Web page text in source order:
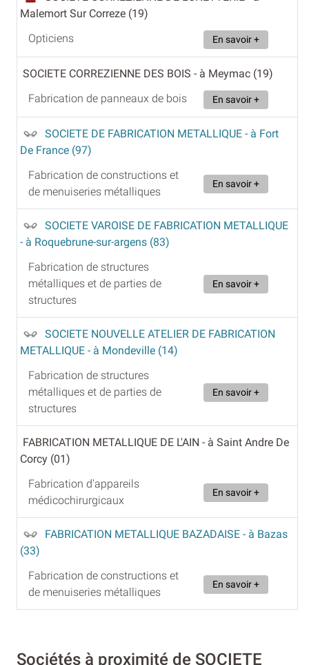
Malemort Sur Correze (19)
Opticiens
En savoir +
SOCIETE CORREZIENNE DES BOIS - à Meymac (19)
Fabrication de panneaux de bois
En savoir +
SOCIETE DE FABRICATION METALLIQUE - à Fort
De France (97)
Fabrication de constructions et
de menuiseries métalliques
En savoir +
SOCIETE VAROISE DE FABRICATION METALLIQUE
- à Roquebrune-sur-argens (83)
Fabrication de structures
métalliques et de parties de
structures
En savoir +
SOCIETE NOUVELLE ATELIER DE FABRICATION
METALLIQUE - à Mondeville (14)
Fabrication de structures
métalliques et de parties de
structures
En savoir +
FABRICATION METALLIQUE DE L'AIN - à Saint Andre De
Corcy (01)
Fabrication d'appareils
médicochirurgicaux
En savoir +
FABRICATION METALLIQUE BAZADAISE - à Bazas
(33)
Fabrication de constructions et
de menuiseries métalliques
En savoir +
Sociétés à proximité de SOCIETE